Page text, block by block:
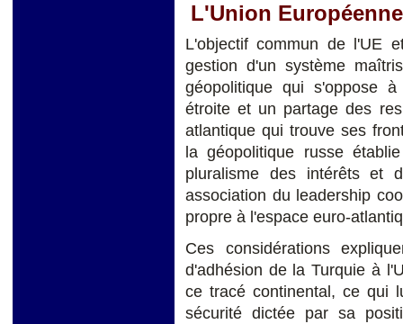
L'Union
L'objectif commun de l'UE
gestion d'un système
géopolitique qui s'oppose
étroite et un partage des
atlantique qui trouve ses
la géopolitique russe
pluralisme des intérêts et
association du leadership
propre à l'espace euro-
Ces considérations
d'adhésion de la Turquie à
ce tracé continental, ce qui
sécurité dictée par sa